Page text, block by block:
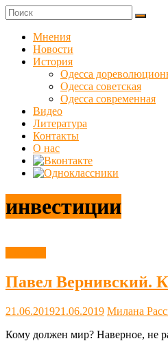
Skip
to
content
Куликовец
Сайт
одесского
сопротивления
Мнения
Новости
История
Одесса
Одесса советская
Одесса современная
Видео
Литература
Контакты
О нас
инвестиции
Павел Вернивский.
21.06.201921.06.2019 Милана
Кому должен мир? Наверное, не